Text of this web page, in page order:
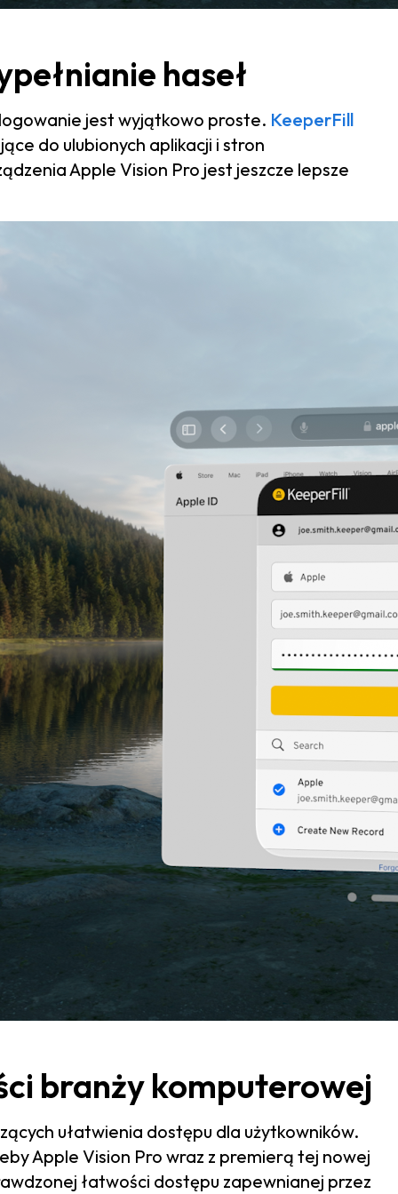
haseł
jest wyjątkowo proste. KeeperFill
do ulubionych aplikacji i stron
Apple Vision Pro jest jeszcze lepsze
branży komputerowej
ułatwienia dostępu dla użytkowników.
Apple Vision Pro wraz z premierą tej nowej
łatwości dostępu zapewnianej przez